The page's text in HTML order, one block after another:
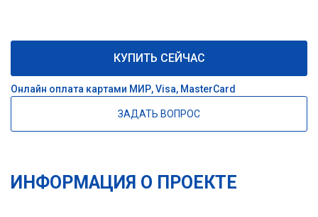
КУПИТЬ СЕЙЧАС
Онлайн оплата картами МИР, Visa, MasterCard
ЗАДАТЬ ВОПРОС
ИНФОРМАЦИЯ О ПРОЕКТЕ